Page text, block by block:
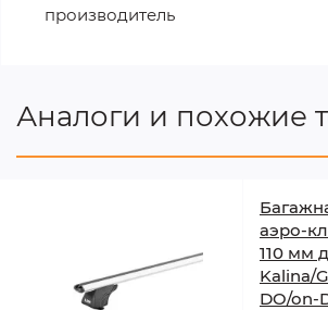
производитель
Аналоги и похожие
аэро-
110 мм
Kalina/
DO/on-